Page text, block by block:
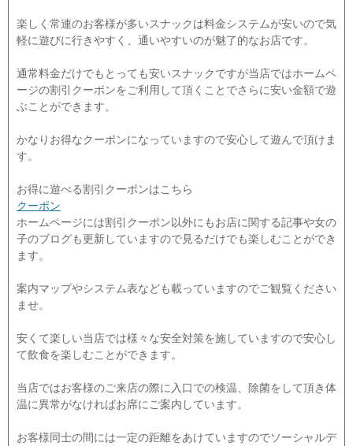
楽しく常連のお客様が多いスナックは料金システムが安いので気
軽に遊びに行きやすく、通いやすいのが魅了的なお店です。
通常料金だけでもとっても安いスナックですが当店ではホームペ
ージの割引クーポンをご利用して頂くことでさらに安い金額で遊
ぶことができます。
かなりお得なクーポンになっていますので安心して遊んで頂けま
す。
お得に遊べる割引クーポンはこちら
クーポン
ホームページには割引クーポン以外にもお店に関する記事や女の
子のブログも更新していますので見るだけでも楽しむことができ
ます。
案内マップやシステム表なども載っていますのでご観覧ください
ませ。
安くて楽しい当店では様々な安全対策を施していますので安心し
て飲食を楽しむことができます。
当店ではお客様のご来店の際に入口での検温、除菌をして頂き体
温に異常がなければお席にご案内しています。
お客様同士の間には一定の距離をあけていますのでソーシャルデ